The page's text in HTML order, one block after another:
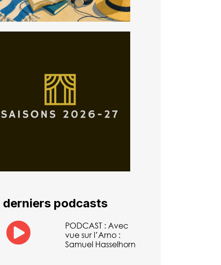
derniers podcasts
PODCAST : Avec
vue sur l’Arno :
Samuel Hasselhorn